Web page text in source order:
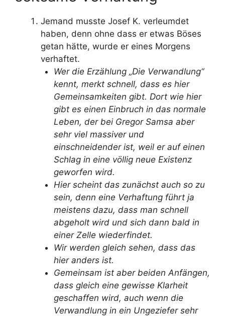
Jemand musste Josef K. verleumdet
haben, denn ohne dass er etwas Böses
getan hätte, wurde er eines Morgens
verhaftet.
Wer die Erzählung „Die Verwandlung“
kennt, merkt schnell, dass es hier
Gemeinsamkeiten gibt. Dort wie hier
gibt es einen Einbruch in das normale
Leben, der bei Gregor Samsa aber
sehr viel massiver und
einschneidender ist, weil er auf einen
Schlag in eine völlig neue Existenz
geworfen wird.
Hier scheint das zunächst auch so zu
sein, denn eine Verhaftung führt ja
meistens dazu, dass man schnell
abgeholt wird und sich dann bald in
einer Zelle wiederfindet.
Wir werden gleich sehen, dass das
hier anders ist.
Gemeinsam ist aber beiden Anfängen,
dass gleich eine gewisse Klarheit
geschaffen wird, auch wenn die
Verwandlung in ein Ungeziefer sehr